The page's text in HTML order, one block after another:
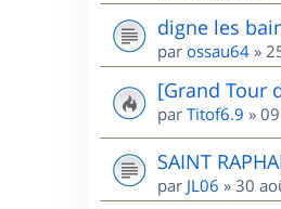
digne les
par ossau64 »
[Grand Tour
par Titof6.9 »
SAINT
par JL06 » 30